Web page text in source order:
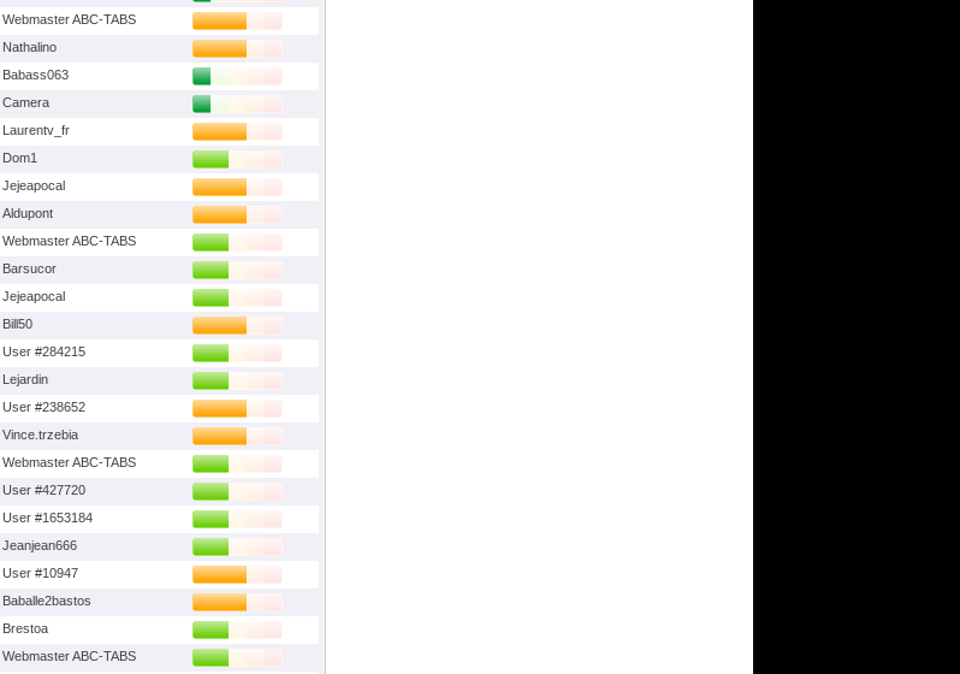
Webmaster ABC-TABS
Nathalino
Babass063
Camera
Laurentv_fr
Dom1
Jejeapocal
Aldupont
Webmaster ABC-TABS
Barsucor
Jejeapocal
Bill50
User #284215
Lejardin
User #238652
Vince.trzebia
Webmaster ABC-TABS
User #427720
User #1653184
Jeanjean666
User #10947
Baballe2bastos
Brestoa
Webmaster ABC-TABS